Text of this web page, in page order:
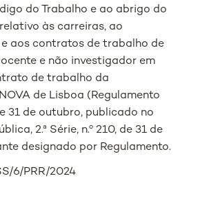
do Trabalho e ao abrigo do
às carreiras, ao
aos contratos de trabalho de
e não investigador em
de trabalho da
de Lisboa (Regulamento
31 de outubro, publicado no
2.ª Série, n.º 210, de 31 de
designado por Regulamento.
6/PRR/2024